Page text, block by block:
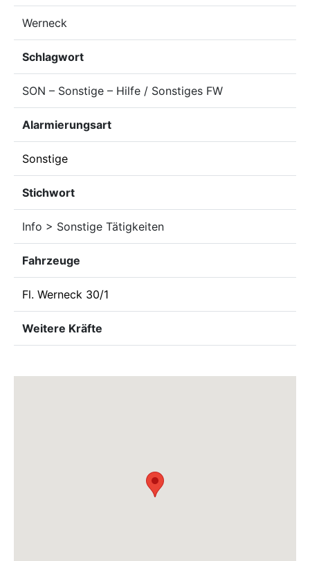
Werneck
Schlagwort
SON – Sonstige – Hilfe / Sonstiges FW
Alarmierungsart
Sonstige
Stichwort
Info > Sonstige Tätigkeiten
Fahrzeuge
Fl. Werneck 30/1
Weitere Kräfte